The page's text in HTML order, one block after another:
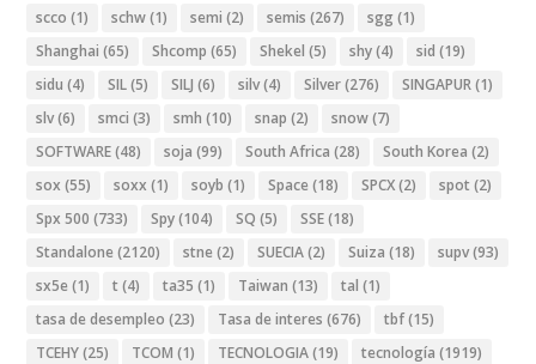
scco (1) schw(1) semi (2) semis (267) sgg (1)
Shanghai (65) Shcomp (65) Shekel (5) shy(4) sid (19)
sidu (4) SIL(5) SILJ (6) silv(4) Silver(276) SINGAPUR(1)
slv(6) smci (3) smh (10) snap (2) snow(7)
SOFTWARE(48) soja (99) South Africa (28) South Korea (2)
sox (55) soxx (1) soyb (1) Space (18) SPCX(2) spot (2)
Spx 500 (733) Spy(104) SQ (5) SSE(18)
Standalone (2120) stne (2) SUECIA(2) Suiza (18) supv(93)
sx5e (1) t (4) ta35 (1) Taiwan (13) tal (1)
tasa de desempleo (23) Tasa de interes (676) tbf(15)
TCEHY(25) TCOM (1) TECNOLOGIA(19) tecnología (1919)